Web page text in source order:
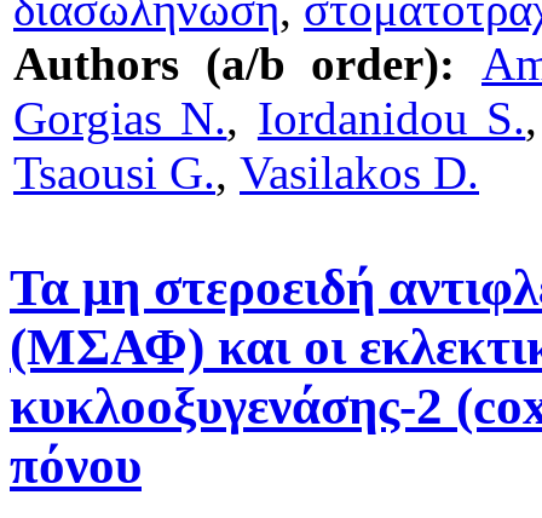
Authors (a/b order):
Gorgias N., Iordanidou S.
Tsaousi G., Vasilakos D.
Τα μη στεροειδή
(ΜΣΑΦ) και οι
κυκλοοξυγενάσης-2
πόνου